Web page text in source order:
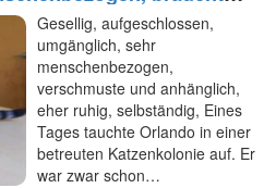
Pflegeplatz!
Gesellig, aufgeschlossen,
umgänglich, sehr
menschenbezogen,
verschmuste und anhänglich,
eher ruhig, selbständig, Eines
Tages tauchte Orlando in einer
betreuten Katzenkolonie auf. Er
war zwar schon…